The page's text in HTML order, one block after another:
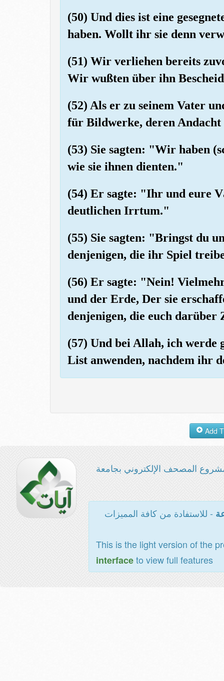
(50) Und dies ist eine
haben. Wollt ihr sie denn
(51) Wir verliehen bereits
Wir wußten über ihn
(52) Als er zu seinem Vater
für Bildwerke, deren
(53) Sie sagten: "Wir haben
wie sie ihnen dienten."
(54) Er sagte: "Ihr und eure
deutlichen Irrtum."
(55) Sie sagten: "Bringst du
denjenigen, die ihr Spiel
(56) Er sagte: "Nein!
und der Erde, Der sie
denjenigen, die euch darüber
(57) Und bei Allah, ich werde
List anwenden, nachdem ihr
المصحف الإلكتروني بجامعة
- للاستفادة من كافة المميزات
This is the light version of the
interfaceto view full features